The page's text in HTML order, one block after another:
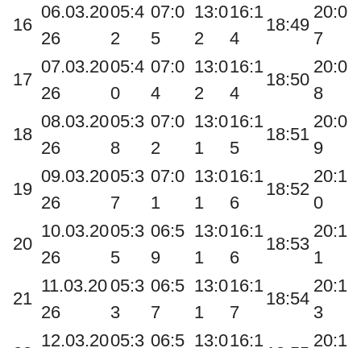
16
06.03.20
26
05:4
2
07:0
5
13:0
2
16:1
4
18:49
20:0
7
17
07.03.20
26
05:4
0
07:0
4
13:0
2
16:1
4
18:50
20:0
8
18
08.03.20
26
05:3
8
07:0
2
13:0
1
16:1
5
18:51
20:0
9
19
09.03.20
26
05:3
7
07:0
1
13:0
1
16:1
6
18:52
20:1
0
20
10.03.20
26
05:3
5
06:5
9
13:0
1
16:1
6
18:53
20:1
1
21
11.03.20
26
05:3
3
06:5
7
13:0
1
16:1
7
18:54
20:1
3
12.03.2005:3 06:5 13:016:1 20:1